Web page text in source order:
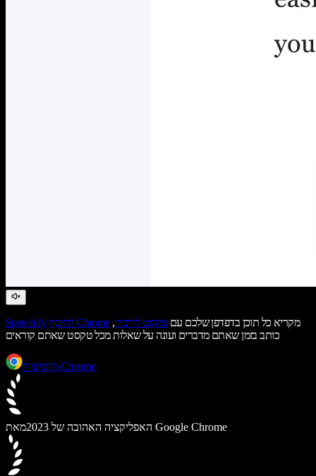
Speechify לתוסף Chrome מקריא כל תוכן בדפדפן שלכם עם טקסט לדיבור,
כותב בזמן שאתם מדברים ועונה על שאלות מכל טקסט שאתם קוראים
הוסיפו ל-Chrome
האפליקציה האהובה של 2023 מאת Google Chrome